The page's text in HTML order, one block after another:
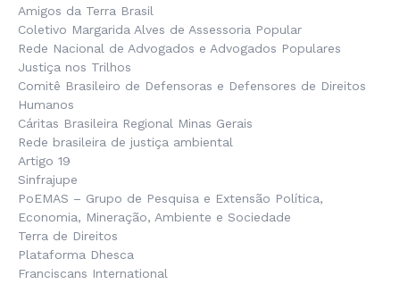
Amigos da Terra Brasil
Coletivo Margarida Alves de Assessoria Popular
Rede Nacional de Advogados e Advogados Populares
Justiça nos Trilhos
Comitê Brasileiro de Defensoras e Defensores de Direitos
Humanos
Cáritas Brasileira Regional Minas Gerais
Rede brasileira de justiça ambiental
Artigo 19
Sinfrajupe
PoEMAS – Grupo de Pesquisa e Extensão Política,
Economia, Mineração, Ambiente e Sociedade
Terra de Direitos
Plataforma Dhesca
Franciscans International